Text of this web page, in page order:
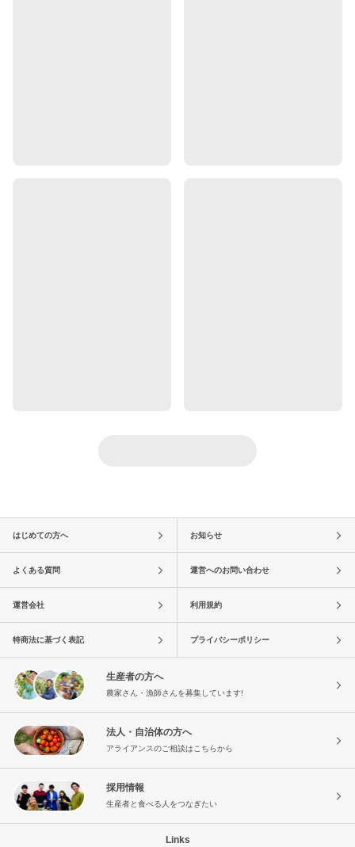
はじめての方へ お知らせ
よくある質問 運営へのお問い合わせ
運営会社 利用規約
特商法に基づく表記 プライバシーポリシー
生産者の方へ
農家さん・漁師さんを募集しています!
法人・自治体の方へ
アライアンスのご相談はこちらから
採用情報
生産者と食べる人をつなぎたい
Links